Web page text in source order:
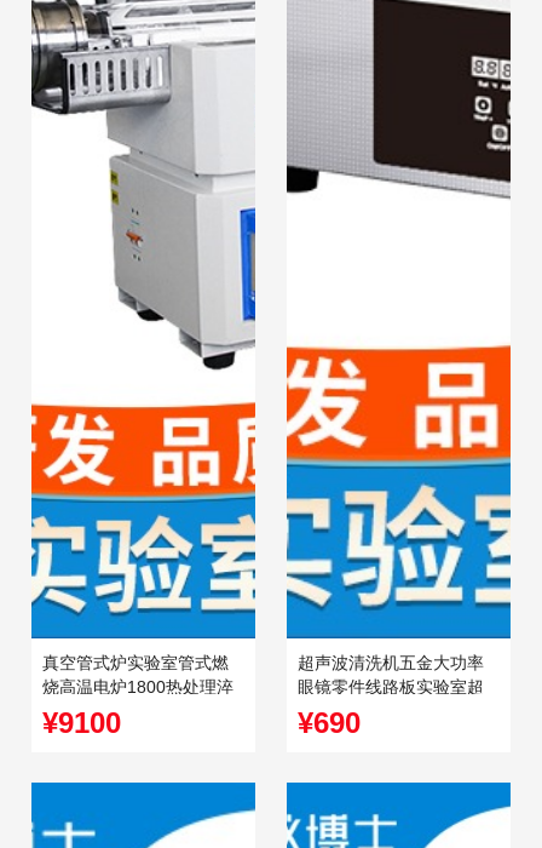
真空管式炉实验室管式燃
烧高温电炉1800热处理淬
火炉管式炉
¥9100
超声波清洗机五金大功率
眼镜零件线路板实验室超
声清洁
¥690